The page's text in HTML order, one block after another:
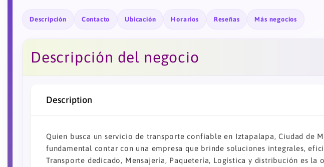
Descripción Contacto Ubicación Horarios Reseñas Más negocios
Descripción del negocio
Description
Quien busca un servicio de transporte confiable en Iztapalapa, Ciudad de
fundamental contar con una empresa que brinde soluciones integrales,
Transporte dedicado, Mensajería, Paquetería, Logística y distribución es la